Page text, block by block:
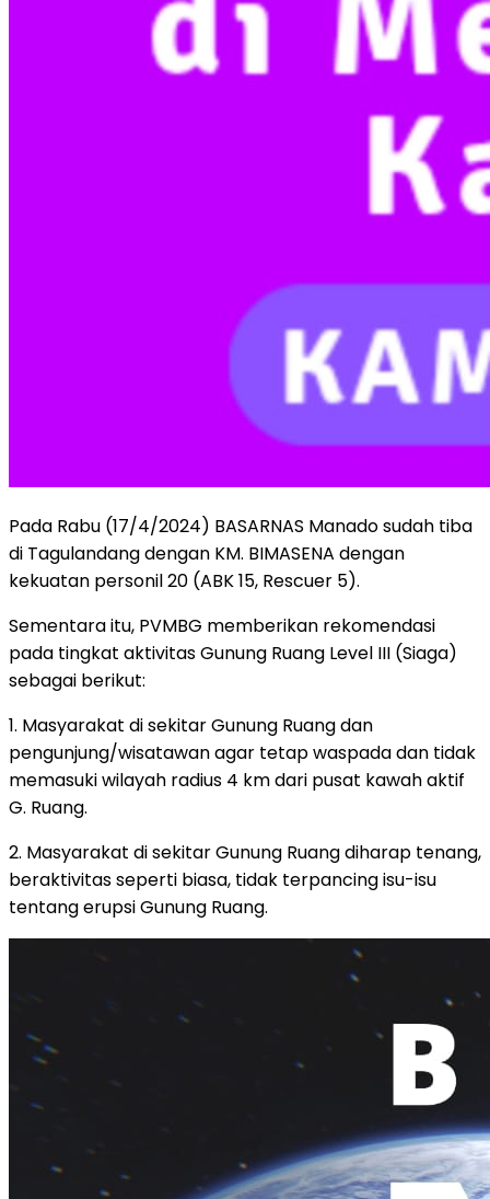
Pada Rabu (17/4/2024) BASARNAS Manado sudah tiba
di Tagulandang dengan KM. BIMASENA dengan
kekuatan personil 20 (ABK 15, Rescuer 5).
Sementara itu, PVMBG memberikan rekomendasi
pada tingkat aktivitas Gunung Ruang Level III (Siaga)
sebagai berikut:
1. Masyarakat di sekitar Gunung Ruang dan
pengunjung/wisatawan agar tetap waspada dan tidak
memasuki wilayah radius 4 km dari pusat kawah aktif
G. Ruang.
2. Masyarakat di sekitar Gunung Ruang diharap tenang,
beraktivitas seperti biasa, tidak terpancing isu-isu
tentang erupsi Gunung Ruang.